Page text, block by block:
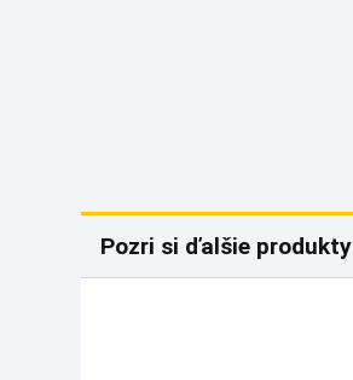
Pozri si ďalšie produkty